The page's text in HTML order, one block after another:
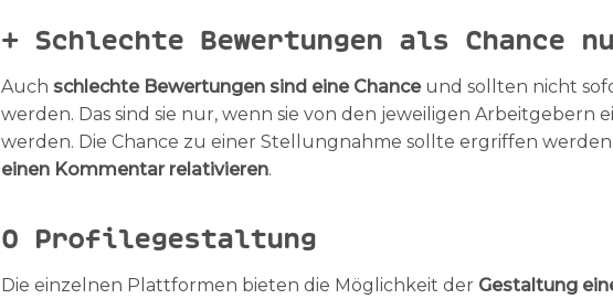
+ Schlechte Bewertungen als Chance
Auch schlechte Bewertungen sind eine Chanceund sollten nicht
werden. Das sind sie nur, wenn sie von den jeweiligen Arbeitgebern
werden. Die Chance zu einer Stellungnahme sollte ergriffen werden.
einen Kommentar relativieren.
OProfilegestaltung
Die einzelnen Plattformen bieten die Möglichkeit der Gestaltung